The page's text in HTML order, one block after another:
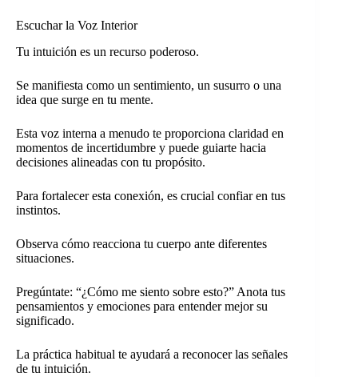
Escuchar la Voz Interior
Tu intuición es un recurso poderoso.
Se manifiesta como un sentimiento, un susurro o una
idea que surge en tu mente.
Esta voz interna a menudo te proporciona claridad en
momentos de incertidumbre y puede guiarte hacia
decisiones alineadas con tu propósito.
Para fortalecer esta conexión, es crucial confiar en tus
instintos.
Observa cómo reacciona tu cuerpo ante diferentes
situaciones.
Pregúntate: “¿Cómo me siento sobre esto?” Anota tus
pensamientos y emociones para entender mejor su
significado.
La práctica habitual te ayudará a reconocer las señales
de tu intuición.